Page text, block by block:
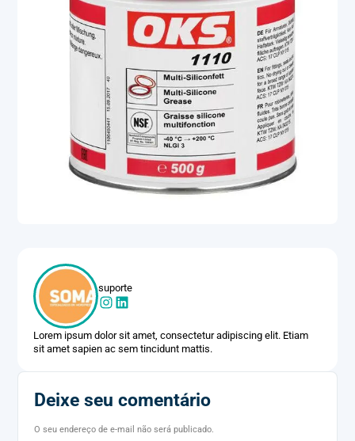
suporte
Lorem ipsum dolor sit amet, consectetur adipiscing elit. Etiam
sit amet sapien ac sem tincidunt mattis.
Deixe seu comentário
O seu endereço de e-mail não será publicado.